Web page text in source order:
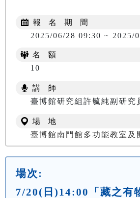
報 名 期 間
2025/06/28 09:30 ~ 2025/
名 額
10
講 師
臺博館研究組許毓純副研究
場 地
臺博館南門館多功能教室及
場次:
7/20(日)14:00「藏之有